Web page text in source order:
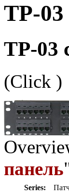
TP-
TP-03
(Click )
панель
Series: